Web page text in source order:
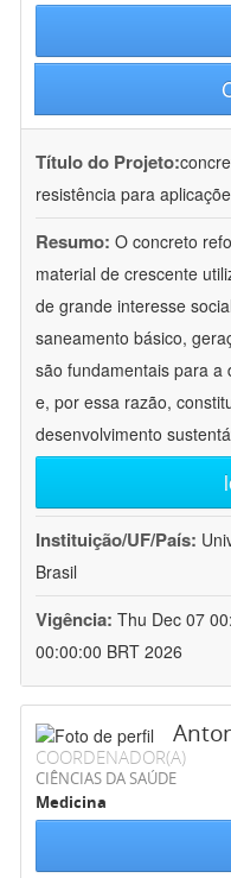
Título do Projeto:
resistência para
Resumo: O concreto
material de crescente
de grande interesse
saneamento básico,
são fundamentais para a
e, por essa razão,
desenvolvimento
Instituição/UF/País:
Brasil
Vigência: Thu Dec 07
00:00:00 BRT 2026
COORDENADOR(A)
CIÊNCIAS DA SAÚDE
Medicina